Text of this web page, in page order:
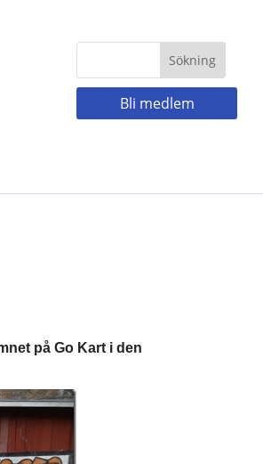
Bli medlem
på Go Kart i den